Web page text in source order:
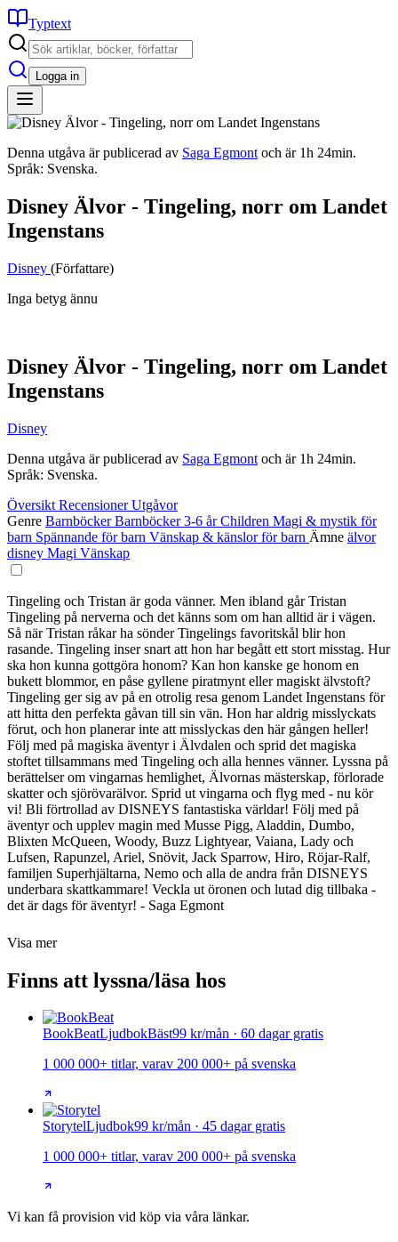
Typtext
Logga in
Denna utgåva är publicerad av Saga Egmont och är 1h 24min.
Språk: Svenska.
Disney Älvor - Tingeling, norr om Landet
Ingenstans
Disney (Författare)
Inga betyg ännu
Disney Älvor - Tingeling, norr om Landet
Ingenstans
Disney
Denna utgåva är publicerad av Saga Egmont och är 1h 24min.
Språk: Svenska.
Översikt RecensionerUtgåvor
Genre BarnböckerBarnböcker 3-6 årChildren Magi & mystik för
barn Spännande för barn Vänskap & känslor för barn Ämne älvor
disney Magi Vänskap
Tingeling och Tristan är goda vänner. Men ibland går Tristan
Tingeling på nerverna och det känns som om han alltid är i vägen.
Så när Tristan råkar ha sönder Tingelings favoritskål blir hon
rasande. Tingeling inser snart att hon har begått ett stort misstag. Hur
ska hon kunna gottgöra honom? Kan hon kanske ge honom en
bukett blommor, en påse gyllene piratmynt eller magiskt älvstoft?
Tingeling ger sig av på en otrolig resa genom Landet Ingenstans för
att hitta den perfekta gåvan till sin vän. Hon har aldrig misslyckats
förut, och hon planerar inte att misslyckas den här gången heller!
Följ med på magiska äventyr i Älvdalen och sprid det magiska
stoftet tillsammans med Tingeling och alla hennes vänner. Lyssna på
berättelser om vingarnas hemlighet, Älvornas mästerskap, förlorade
skatter och sjörövarälvor. Sprid ut vingarna och flyg med - nu kör
vi! Bli förtrollad av DISNEYS fantastiska världar! Följ med på
äventyr och upplev magin med Musse Pigg, Aladdin, Dumbo,
Blixten McQueen, Woody, Buzz Lightyear, Vaiana, Lady och
Lufsen, Rapunzel, Ariel, Snövit, Jack Sparrow, Hiro, Röjar-Ralf,
familjen Superhjältarna, Nemo och alla de andra från DISNEYS
underbara skattkammare! Veckla ut öronen och lutad dig tillbaka -
det är dags för äventyr! - Saga Egmont
Visa mer
Finns att lyssna/läsa hos
BookBeatLjudbokBäst99 kr/mån · 60 dagar gratis
1 000 000+ titlar, varav 200 000+ på svenska
StorytelLjudbok99 kr/mån · 45 dagar gratis
1 000 000+ titlar, varav 200 000+ på svenska
Vi kan få provision vid köp via våra länkar.